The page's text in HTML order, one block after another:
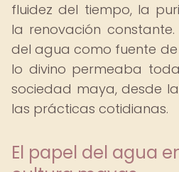
fluidez del tiempo, la
la renovación constante.
del agua como fuente
lo divino permeaba
sociedad maya, desde
las prácticas cotidianas.
El papel del agua